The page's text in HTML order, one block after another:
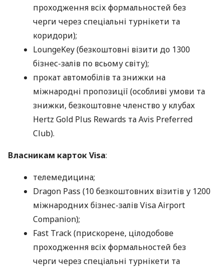
проходження всіх формальностей без
черги через спеціальні турнікети та
коридори);
LoungeKey (безкоштовні візити до 1300
бізнес-залів по всьому світу);
прокат автомобілів та знижки на
міжнародні пропозиції (особливі умови та
знижки, безкоштовне членство у клубах
Hertz Gold Plus Rewards та Avis Preferred
Club).
Власникам карток Visa:
телемедицина;
Dragon Pass (10 безкоштовних візитів у 1200
міжнародних бізнес-залів Visa Airport
Companion);
Fast Track (прискорене, цілодобове
проходження всіх формальностей без
черги через спеціальні турнікети та